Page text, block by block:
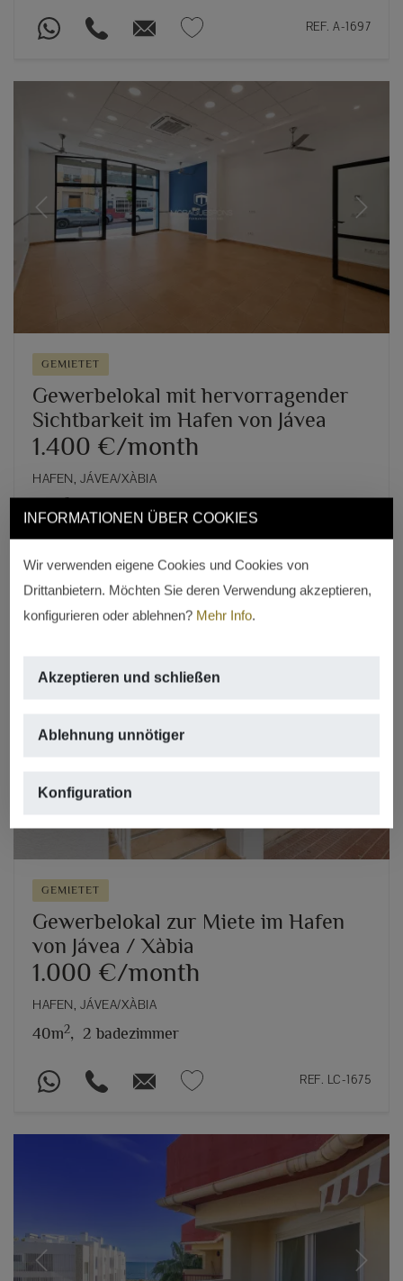
INFORMATIONEN ÜBER COOKIES
Wir verwenden eigene Cookies und Cookies von
Drittanbietern. Möchten Sie deren Verwendung akzeptieren,
konfigurieren oder ablehnen? Mehr Info.
Akzeptieren und schließen
Ablehnung unnötiger
Konfiguration
REF. A-1697
Previous Next
GEMIETET
Gewerbelokal mit hervorragender
Sichtbarkeit im Hafen von Jávea
1.400 €/month
HAFEN, JÁVEA/XÀBIA
2 1 badezimmer
Previous
GEMIETET
Gewerbelokal zur Miete im Hafen
von Jávea / Xàbia
1.000 €/month
HAFEN, JÁVEA/XÀBIA
40m2, 2 badezimmer
REF. LC-1675
Previous Next